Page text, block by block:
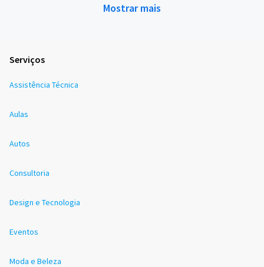
Mostrar mais
Serviços
Assistência Técnica
Aulas
Autos
Consultoria
Design e Tecnologia
Eventos
Moda e Beleza